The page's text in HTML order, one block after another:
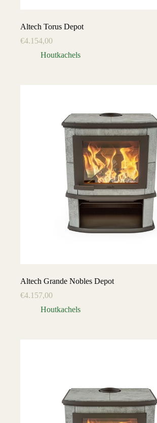
Altech Torus Depot
€4.154,00
Houtkachels
Altech Grande Nobles Depot
€4.157,00
Houtkachels